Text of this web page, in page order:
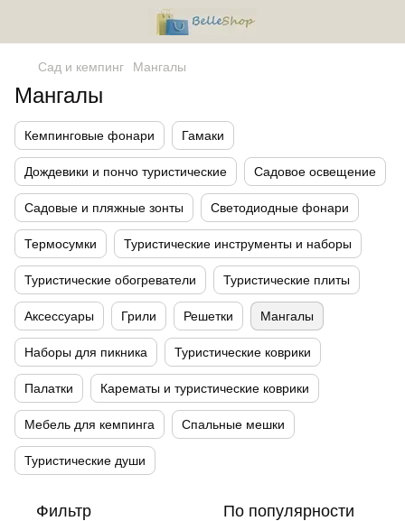
Сад и кемпинг Мангалы
Мангалы
Кемпинговые фонари Гамаки
Дождевики и пончо туристические Садовое освещение
Садовые и пляжные зонты Светодиодные фонари
Термосумки Туристические инструменты и наборы
Туристические обогреватели Туристические плиты
Аксессуары Грили Решетки Мангалы
Наборы для пикника Туристические коврики
Палатки Карематы и туристические коврики
Мебель для кемпинга Спальные мешки
Туристические души
Фильтр По популярности